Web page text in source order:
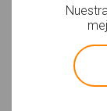
Soyvisual.org
Fundación